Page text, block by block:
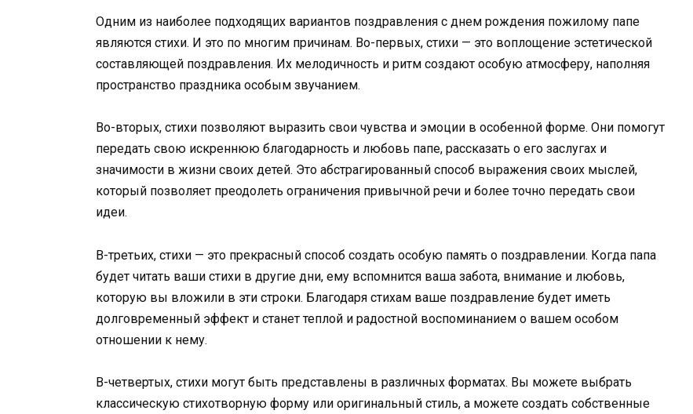
Одним из наиболее подходящих вариантов поздравления с днем рождения пожилому папе
являются стихи. И это по многим причинам. Во-первых, стихи — это воплощение эстетической
составляющей поздравления. Их мелодичность и ритм создают особую атмосферу, наполняя
пространство праздника особым звучанием.
Во-вторых, стихи позволяют выразить свои чувства и эмоции в особенной форме. Они помогут
передать свою искреннюю благодарность и любовь папе, рассказать о его заслугах и
значимости в жизни своих детей. Это абстрагированный способ выражения своих мыслей,
который позволяет преодолеть ограничения привычной речи и более точно передать свои
идеи.
В-третьих, стихи — это прекрасный способ создать особую память о поздравлении. Когда папа
будет читать ваши стихи в другие дни, ему вспомнится ваша забота, внимание и любовь,
которую вы вложили в эти строки. Благодаря стихам ваше поздравление будет иметь
долговременный эффект и станет теплой и радостной воспоминанием о вашем особом
отношении к нему.
В-четвертых, стихи могут быть представлены в различных форматах. Вы можете выбрать
классическую стихотворную форму или оригинальный стиль, а можете создать собственные